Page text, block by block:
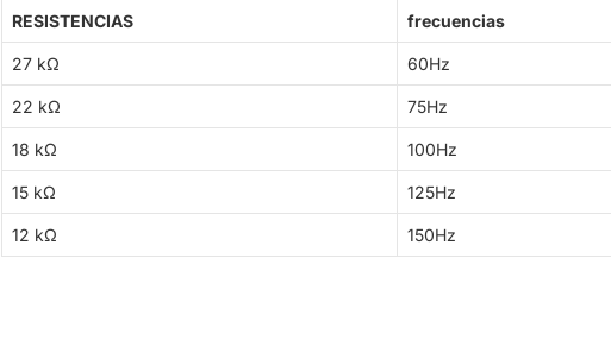
RESISTENCIAS frecuencias
27 kΩ 60Hz
22 kΩ 75Hz
18 kΩ 100Hz
15 kΩ 125Hz
12 kΩ 150Hz